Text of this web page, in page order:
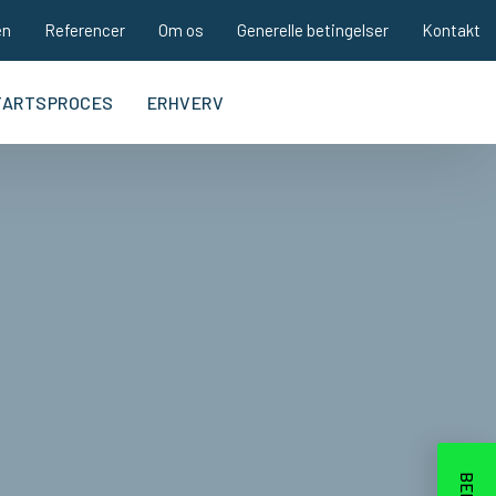
Referencer Om os Generelle betingelser Kontakt
ERHVERV